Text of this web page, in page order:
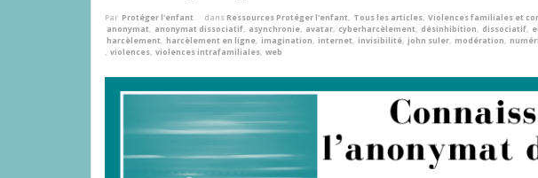
Par Protéger l'enfant dansRessources Protéger l'enfant, Tous les articles, Violences familiales et
anonymat, anonymat dissociatif, asynchronie, avatar, cyberharcèlement, désinhibition, dissociatif,
harcèlement, harcèlement en ligne, imagination, internet, invisibilité, john suler, modération,
, violences, violences intrafamiliales, web